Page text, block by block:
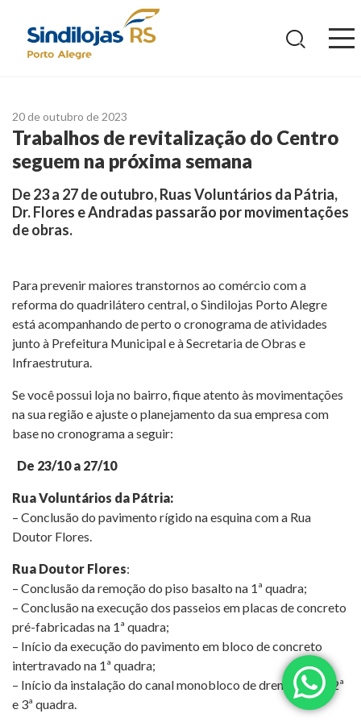
20 de outubro de 2023
Trabalhos de revitalização do Centro
seguem na próxima semana
De 23 a 27 de outubro, Ruas Voluntários da Pátria,
Dr. Flores e Andradas passarão por movimentações
de obras.
Para prevenir maiores transtornos ao comércio com a
reforma do quadrilátero central, o Sindilojas Porto Alegre
está acompanhando de perto o cronograma de atividades
junto à Prefeitura Municipal e à Secretaria de Obras e
Infraestrutura.
Se você possui loja no bairro, fique atento às movimentações
na sua região e ajuste o planejamento da sua empresa com
base no cronograma a seguir:
De 23/10 a 27/10
Rua Voluntários da Pátria:
– Conclusão do pavimento rígido na esquina com a Rua
Doutor Flores.
Rua Doutor Flores:
– Conclusão da remoção do piso basalto na 1ª quadra;
– Conclusão na execução dos passeios em placas de concreto
pré-fabricadas na 1ª quadra;
– Início da execução do pavimento em bloco de concreto
intertravado na 1ª quadra;
– Início da instalação do canal monobloco de drenagem na 2ª
e 3ª quadra.